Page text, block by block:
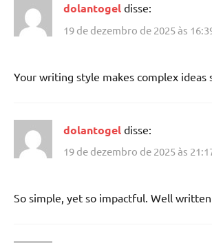
dolantogel disse:
19 de dezembro de 2025 às
Your writing style makes complex ideas
dolantogel disse:
19 de dezembro de 2025 às
So simple, yet so impactful. Well